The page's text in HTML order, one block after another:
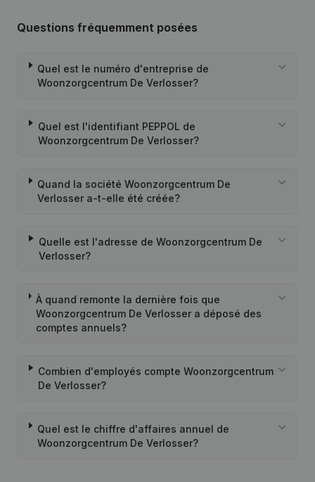
Questions fréquemment posées
Quel est le numéro d'entreprise de
Woonzorgcentrum De Verlosser?
Quel est l'identifiant PEPPOL de
Woonzorgcentrum De Verlosser?
Quand la société Woonzorgcentrum De
Verlosser a-t-elle été créée?
Quelle est l'adresse de Woonzorgcentrum De
Verlosser?
À quand remonte la dernière fois que
Woonzorgcentrum De Verlosser a déposé des
comptes annuels?
Combien d'employés compte Woonzorgcentrum
De Verlosser?
Quel est le chiffre d'affaires annuel de
Woonzorgcentrum De Verlosser?